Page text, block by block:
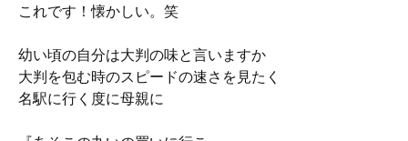
これです！懐かしい。笑
幼い頃の自分は大判の味と言いますか
大判を包む時のスピードの速さを見たく
名駅に行く度に母親に